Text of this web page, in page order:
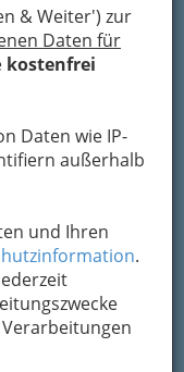
& Weiter') zur
Daten für
kostenfrei
Daten wie IP-
außerhalb
und Ihren
.
Blues,
das Radio
einer der
populären
des Wortes
darunter Bob
Wort rex